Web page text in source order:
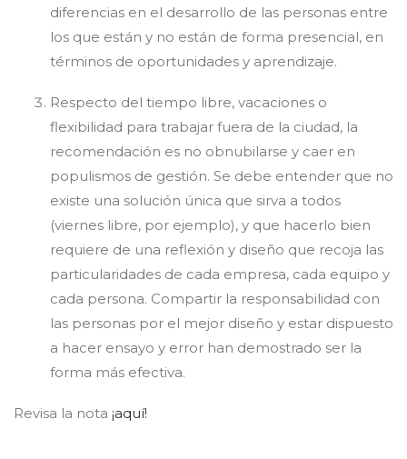
diferencias en el desarrollo de las personas entre
los que están y no están de forma presencial, en
términos de oportunidades y aprendizaje.
Respecto del tiempo libre, vacaciones o
flexibilidad para trabajar fuera de la ciudad, la
recomendación es no obnubilarse y caer en
populismos de gestión. Se debe entender que no
existe una solución única que sirva a todos
(viernes libre, por ejemplo), y que hacerlo bien
requiere de una reflexión y diseño que recoja las
particularidades de cada empresa, cada equipo y
cada persona. Compartir la responsabilidad con
las personas por el mejor diseño y estar dispuesto
a hacer ensayo y error han demostrado ser la
forma más efectiva.
Revisa la nota ¡aquí!